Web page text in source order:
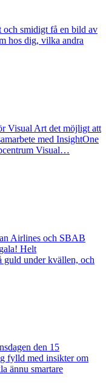
och smidigt få en bild av
hos dig, vilka andra
Visual Art det möjligt att
med InsightOne
Visual…
Airlines och SBAB
Helt
guld under kvällen, och
den 15
fylld med insikter om
ännu smartare